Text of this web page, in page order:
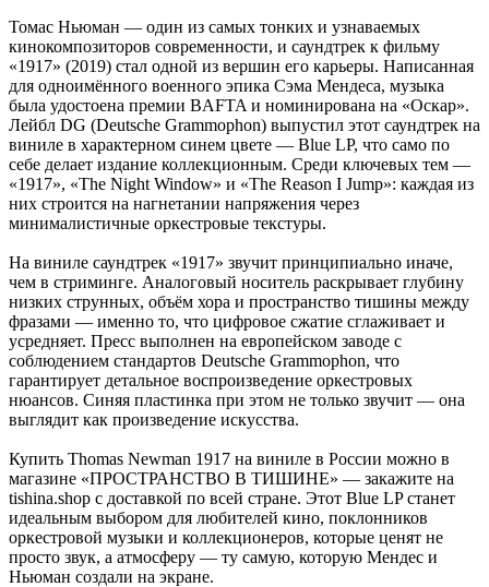
Томас Ньюман — один из самых тонких и узнаваемых
кинокомпозиторов современности, и саундтрек к фильму
«1917» (2019) стал одной из вершин его карьеры. Написанная
для одноимённого военного эпика Сэма Мендеса, музыка
была удостоена премии BAFTA и номинирована на «Оскар».
Лейбл DG (Deutsche Grammophon) выпустил этот саундтрек на
виниле в характерном синем цвете — Blue LP, что само по
себе делает издание коллекционным. Среди ключевых тем —
«1917», «The Night Window» и «The Reason I Jump»: каждая из
них строится на нагнетании напряжения через
минималистичные оркестровые текстуры.
На виниле саундтрек «1917» звучит принципиально иначе,
чем в стриминге. Аналоговый носитель раскрывает глубину
низких струнных, объём хора и пространство тишины между
фразами — именно то, что цифровое сжатие сглаживает и
усредняет. Пресс выполнен на европейском заводе с
соблюдением стандартов Deutsche Grammophon, что
гарантирует детальное воспроизведение оркестровых
нюансов. Синяя пластинка при этом не только звучит — она
выглядит как произведение искусства.
Купить Thomas Newman 1917 на виниле в России можно в
магазине «ПРОСТРАНСТВО В ТИШИНЕ» — закажите на
tishina.shop с доставкой по всей стране. Этот Blue LP станет
идеальным выбором для любителей кино, поклонников
оркестровой музыки и коллекционеров, которые ценят не
просто звук, а атмосферу — ту самую, которую Мендес и
Ньюман создали на экране.